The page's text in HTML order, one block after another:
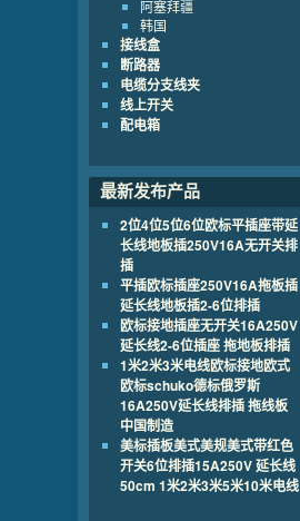
阿塞拜疆
韩国
接线盒
断路器
电缆分支线夹
线上开关
配电箱
最新发布产品
2位4位5位6位欧标平插座带延
长线地板插250V16A无开关排
插
平插欧标插座250V16A拖板插
延长线地板插2-6位排插
欧标接地插座无开关16A250V
延长线2-6位插座 拖地板排插
1米2米3米电线欧标接地欧式
欧标schuko德标俄罗斯
16A250V延长线排插 拖线板
中国制造
美标插板美式美规美式带红色
开关6位排插15A250V 延长线
50cm 1米2米3米5米10米电线